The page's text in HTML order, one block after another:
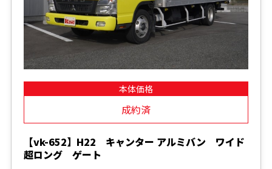
本体価格
成約済
【vk-652】H22 キャンター アルミバン ワイド
超ロング ゲート